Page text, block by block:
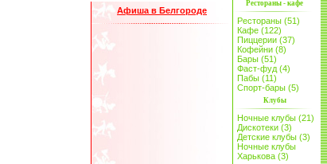
Афиша в Белгороде
Рестораны - кафе
Рестораны (51)
Кафе (122)
Пиццерии (37)
Кофейни (8)
Бары (51)
Фаст-фуд (4)
Пабы (11)
Спорт-бары (5)
Клубы
Ночные клубы (21)
Дискотеки (3)
Детские клубы (3)
Ночные клубы
Харькова (3)